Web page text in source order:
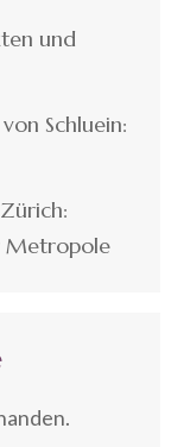
und
Schluein:
Metropole